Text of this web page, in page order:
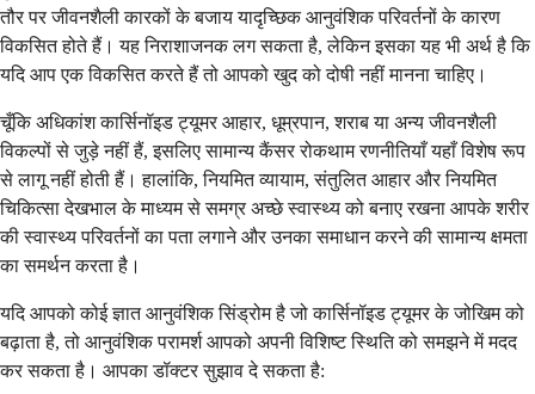
तौर पर जीवनशैली कारकों के बजाय यादृच्छिक आनुवंशिक परिवर्तनों के कारण
विकसित होते हैं। यह निराशाजनक लग सकता है, लेकिन इसका यह भी अर्थ है कि
यदि आप एक विकसित करते हैं तो आपको खुद को दोषी नहीं मानना ​​चाहिए।
चूँकि अधिकांश कार्सिनॉइड ट्यूमर आहार, धूम्रपान, शराब या अन्य जीवनशैली
विकल्पों से जुड़े नहीं हैं, इसलिए सामान्य कैंसर रोकथाम रणनीतियाँ यहाँ विशेष रूप
से लागू नहीं होती हैं। हालांकि, नियमित व्यायाम, संतुलित आहार और नियमित
चिकित्सा देखभाल के माध्यम से समग्र अच्छे स्वास्थ्य को बनाए रखना आपके शरीर
की स्वास्थ्य परिवर्तनों का पता लगाने और उनका समाधान करने की सामान्य क्षमता
का समर्थन करता है।
यदि आपको कोई ज्ञात आनुवंशिक सिंड्रोम है जो कार्सिनॉइड ट्यूमर के जोखिम को
बढ़ाता है, तो आनुवंशिक परामर्श आपको अपनी विशिष्ट स्थिति को समझने में मदद
कर सकता है। आपका डॉक्टर सुझाव दे सकता है: